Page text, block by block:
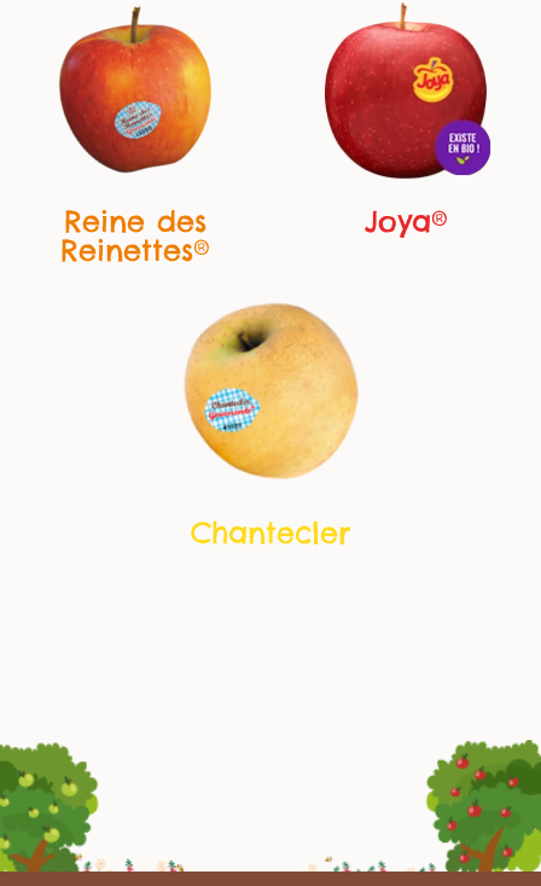
Reine des
Reinettes®
Joya®
Chantecler